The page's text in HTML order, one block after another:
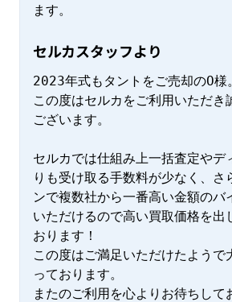
ます。
セルカスタッフより
2023年式もタントをご売却のO様。
この度はセルカをご利用いただき
ございます。
セルカでは仕組み上一括査定やデ
りも受け取る手数料が少なく、さ
ンで複数社から一番高い金額のバ
いただけるので高い買取価格を出
おります！
この度はご満足いただけたようで
っております。
またのご利用を心よりお待ちして